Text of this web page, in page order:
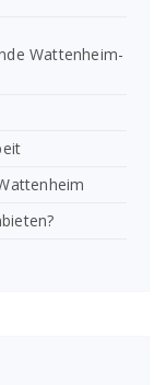
Wattenheim-